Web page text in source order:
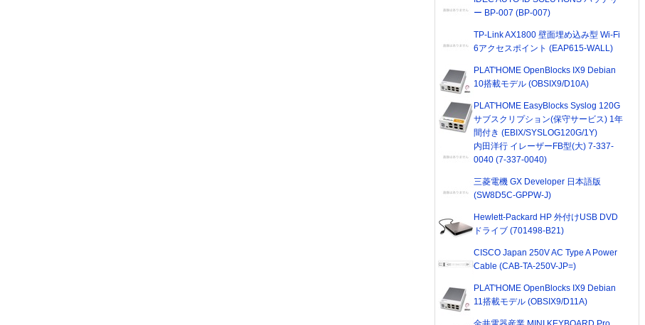
ー BP-007 (BP-007)
TP-Link AX1800 壁面埋め込み型 Wi-Fi
6アクセスポイント (EAP615-WALL)
PLAT'HOME OpenBlocks IX9 Debian
10搭載モデル (OBSIX9/D10A)
PLAT'HOME EasyBlocks Syslog 120G
サブスクリプション(保守サービス) 1年
間付き (EBIX/SYSLOG120G/1Y)
内田洋行 イレーザーFB型(大) 7-337-
0040 (7-337-0040)
三菱電機 GX Developer 日本語版
(SW8D5C-GPPW-J)
Hewlett-Packard HP 外付けUSB DVD
ドライブ (701498-B21)
CISCO Japan 250V AC Type A Power
Cable (CAB-TA-250V-JP=)
PLAT'HOME OpenBlocks IX9 Debian
11搭載モデル (OBSIX9/D11A)